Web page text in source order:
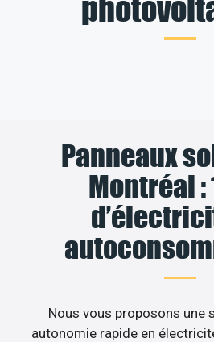
Panneaux
Montréal :
Nous vous proposons une
autonomie rapide en